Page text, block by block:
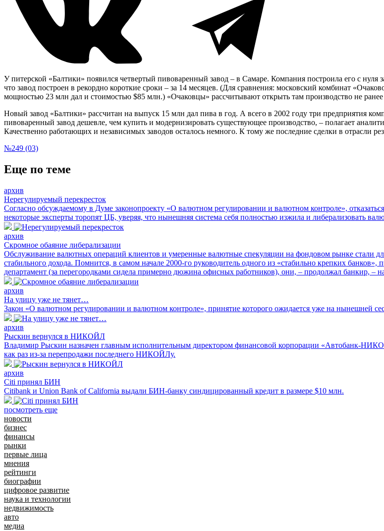
У питерской «Балтики» появился четвертый пивоваренный завод – в Самаре. Компания построила его с
что завод построен в рекордно короткие сроки – за 14 месяцев. (Для сравнения: московский комбинат
мощностью 23 млн дал и стоимостью $85 млн.) «Очаковцы» рассчитывают открыть там производство не ранее
Новый завод «Балтики» рассчитан на выпуск 15 млн дал пива в год. А всего в 2002 году три предприятия
пивоваренный завод дешевле, чем купить и модернизировать существующее производство, – полагает
Качественно работающих и независимых заводов осталось немного. К тому же последние сделки в отрасли
№249 (03)
Еще по теме
архив
Нерегулируемый перекресток
Согласно обсуждаемому в Думе законопроекту «О валютном регулировании и валютном контроле»,
некоторые эксперты торопят ЦБ, уверяя, что нынешняя система себя полностью изжила и либерализовать
архив
Скромное обаяние либерализации
Обслуживание валютных операций клиентов и умеренные валютные спекуляции на фондовом рынке стали
стабильного дохода. Помнится, в самом начале 2000-го руководитель одного из «стабильно крепких
департамент (за перегородками сидела примерно дюжина офисных работников), они, – продолжал банкир, –
архив
На улицу уже не тянет…
Закон «О валютном регулировании и валютном контроле», принятие которого ожидается уже на нынешней
архив
Рыскин вернулся в НИКОЙЛ
Владимир Рыскин назначен главным исполнительным директором финансовой корпорации «Автобанк-
как раз из-за перепродажи последнего НИКОЙЛу.
архив
Citi принял БИН
Citibank и Union Bank of California выдали БИН-банку синдицированный кредит в размере $10 млн.
посмотреть еще
новости
бизнес
финансы
рынки
первые лица
мнения
рейтинги
биографии
цифровое развитие
наука и технологии
недвижимость
авто
медиа